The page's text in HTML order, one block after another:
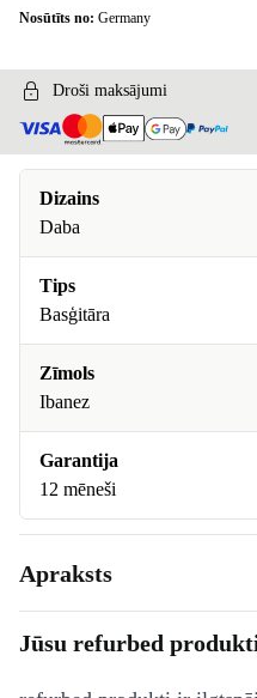
Nosūtīts no: Germany
Droši maksājumi
Dizains
Daba
Tips
Basģitāra
Zīmols
Ibanez
Garantija
12 mēneši
Apraksts
Jūsu refurbed